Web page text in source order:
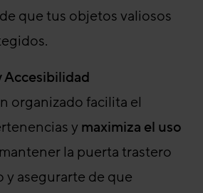
que tus objetos valiosos
Accesibilidad
organizado facilita el
y maximiza el uso
la puerta trastero
y asegurarte de que